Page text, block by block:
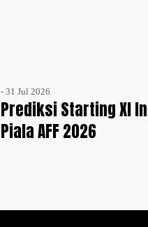
- 31 Jul 2026
Prediksi Starting XI
Piala AFF 2026